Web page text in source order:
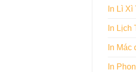
In Lì Xì
In Lịch
In Mác
In